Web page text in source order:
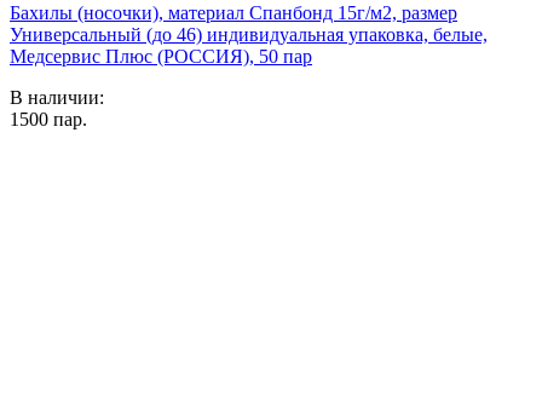
Бахилы (носочки), материал Спанбонд 15г/м2, размер
Универсальный (до 46) индивидуальная упаковка, белые,
Медсервис Плюс (РОССИЯ), 50 пар
В наличии:
1500 пар.